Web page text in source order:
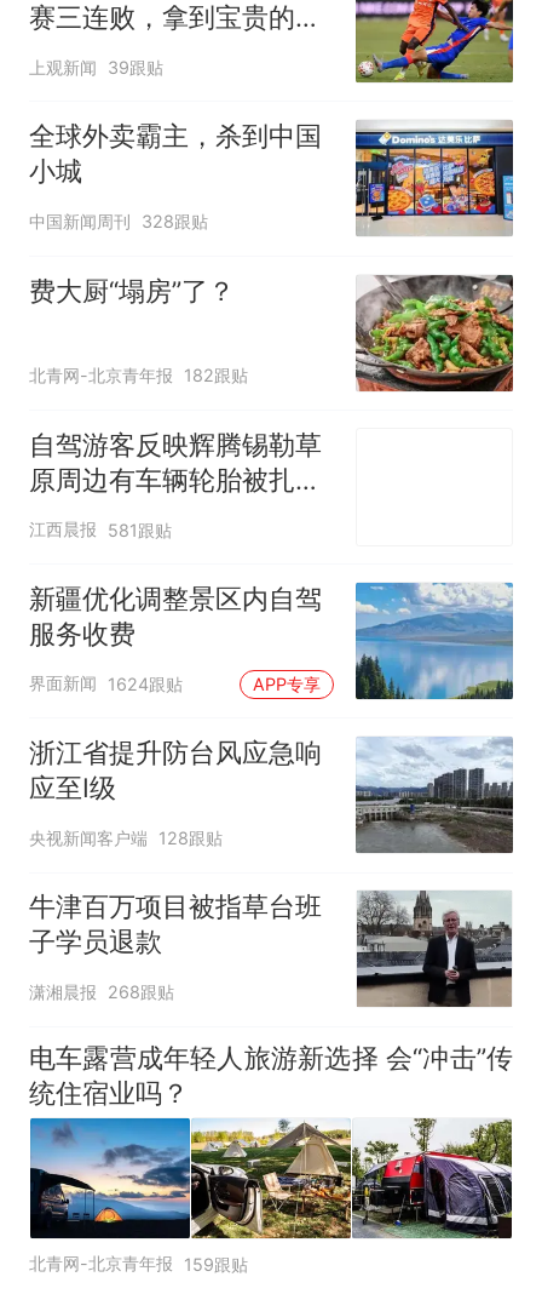
赛三连败，拿到宝贵的续
命3分
上观新闻 39跟贴
全球外卖霸主，杀到中国
小城
中国新闻周刊 328跟贴
费大厨“塌房”了？
北青网-北京青年报 182跟贴
自驾游客反映辉腾锡勒草
原周边有车辆轮胎被扎，
修理店铺换胎价格高达千
元，官方发布情况通报
江西晨报 581跟贴
新疆优化调整景区内自驾
服务收费
界面新闻 1624跟贴 APP专享
浙江省提升防台风应急响
应至Ⅰ级
央视新闻客户端 128跟贴
牛津百万项目被指草台班
子学员退款
潇湘晨报 268跟贴
电车露营成年轻人旅游新选择 会“冲击”传
统住宿业吗？
北青网-北京青年报 159跟贴